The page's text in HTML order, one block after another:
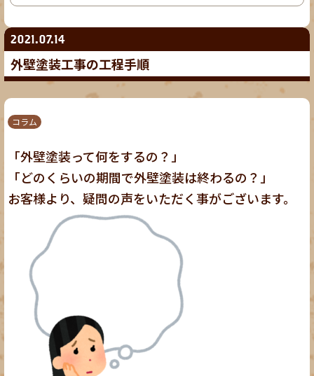
2021.07.14
外壁塗装工事の工程手順
コラム
「外壁塗装って何をするの？」
「どのくらいの期間で外壁塗装は終わるの？」
お客様より、疑問の声をいただく事がございます。